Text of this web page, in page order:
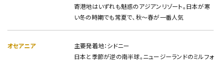
寄港地はいずれも魅惑のアジアンリゾート。日本が寒
い冬の時期でも常夏で、秋～春が一番人気
オセアニア
主要発着地：シドニー
日本と季節が逆の南半球。ニュージーランドのミルフォ